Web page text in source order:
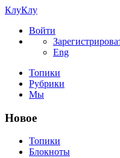
КлуКлу
Войти
Eng
Топики
Рубрики
Мы
Новое
Топики
Блокноты